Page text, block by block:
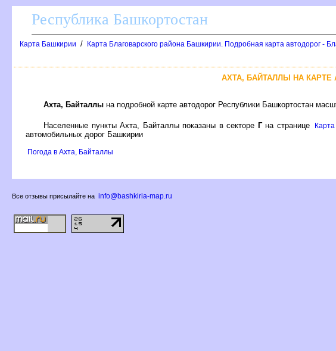
Республика Башкортостан
Карта Башкирии / Карта Благоварского района Башкирии. Подробная карта автодорог -
АХТА, БАЙТАЛЛЫ НА
Ахта, Байталлы на подробной карте автодорог Республики Башкортостан
Населенные пункты Ахта, Байталлы показаны в секторе Гна странице
автомобильных дорог Башкирии
Погода в Ахта, Байталлы
се отзывы присылайте на info@bashkiria-map.ru